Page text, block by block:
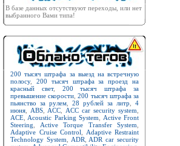
В базе данных отсутствуют переходы, или нет
выбранного Вами типа!
200 тысяч штрафа за выезд на встречную
полосу, 200 тысяч штрафа за проезд на
красный свет, 200 тысяч штрафа за
превышение скорости ,200 тысяч штрафа за
пьянство за рулем
28 рублей за литр
4
июня
ABS ACC ACC car security system
ACE Acoustic Parking System
Active Front
Steering
Active Torque Transfer System
Adaptive Cruise Control
Adaptive Restraint
Technology System
ADR
ADR car security